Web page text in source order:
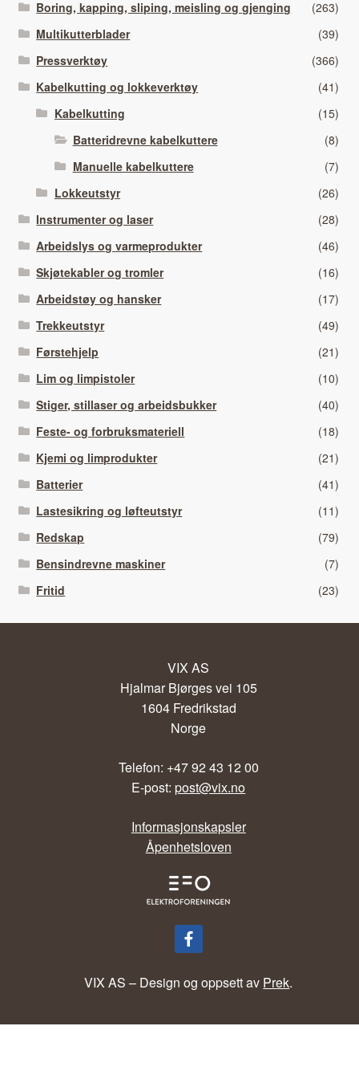
Boring, kapping, sliping, meisling og gjenging
(263)
Multikutterblader
(39)
Pressverktøy
(366)
Kabelkutting og lokkeverktøy
(41)
Kabelkutting
(15)
Batteridrevne kabelkuttere
(8)
Manuelle kabelkuttere
(7)
Lokkeutstyr
(26)
Instrumenter og laser
(28)
Arbeidslys og varmeprodukter
(46)
Skjøtekabler og tromler
(16)
Arbeidstøy og hansker
(17)
Trekkeutstyr
(49)
Førstehjelp
(21)
Lim og limpistoler
(10)
Stiger, stillaser og arbeidsbukker
(40)
Feste- og forbruksmateriell
(18)
Kjemi og limprodukter
(21)
Batterier
(41)
Lastesikring og løfteutstyr
(11)
Redskap
(79)
Bensindrevne maskiner
(7)
Fritid
(23)
VIX AS
Hjalmar Bjørges vei 105
1604 Fredrikstad
Norge
Telefon: +47 92 43 12 00
E-post:post@vix.no
Informasjonskapsler
Åpenhetsloven
VIX AS – Design og oppsett av Prek.